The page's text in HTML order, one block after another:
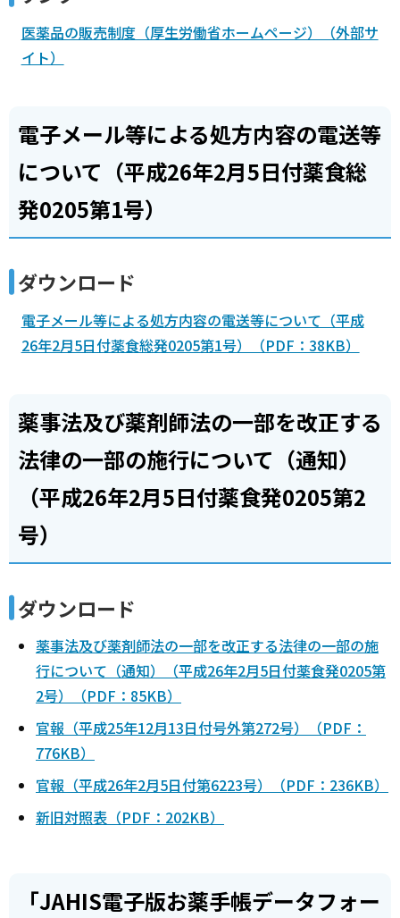
医薬品の販売制度（厚生労働省ホームページ）（外部サ
イト）
電子メール等による処方内容の電送等
について（平成26年2月5日付薬食総
発0205第1号）
ダウンロード
電子メール等による処方内容の電送等について（平成
26年2月5日付薬食総発0205第1号）（PDF：38KB）
薬事法及び薬剤師法の一部を改正する
法律の一部の施行について（通知）
（平成26年2月5日付薬食発0205第2
号）
ダウンロード
薬事法及び薬剤師法の一部を改正する法律の一部の施
行について（通知）（平成26年2月5日付薬食発0205第
2号）（PDF：85KB）
官報（平成25年12月13日付号外第272号）（PDF：
776KB）
官報（平成26年2月5日付第6223号）（PDF：236KB）
新旧対照表（PDF：202KB）
「JAHIS電子版お薬手帳データフォー